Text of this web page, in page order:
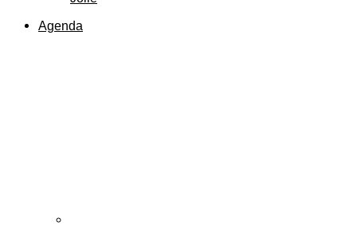
Agenda